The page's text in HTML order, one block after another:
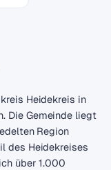
Heidekreis in
Die Gemeinde liegt
Region
des Heidekreises
über 1.000